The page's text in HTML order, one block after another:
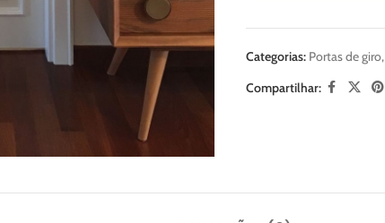
Categorias: Portas de giro,
Compartilhar: